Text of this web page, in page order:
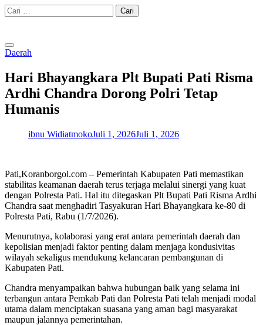
Skip
to
Cari
untuk:
Daerah
Hari Bhayangkara Plt Bupati Pati Risma
Ardhi Chandra Dorong Polri Tetap
Humanis
ibnu WidiatmokoJuli 1, 2026Juli 1, 2026
Pati,Koranborgol.com – Pemerintah Kabupaten Pati memastikan
stabilitas keamanan daerah terus terjaga melalui sinergi yang kuat
dengan Polresta Pati. Hal itu ditegaskan Plt Bupati Pati Risma Ardhi
Chandra saat menghadiri Tasyakuran Hari Bhayangkara ke-80 di
Polresta Pati, Rabu (1/7/2026).
Menurutnya, kolaborasi yang erat antara pemerintah daerah dan
kepolisian menjadi faktor penting dalam menjaga kondusivitas
wilayah sekaligus mendukung kelancaran pembangunan di
Kabupaten Pati.
Chandra menyampaikan bahwa hubungan baik yang selama ini
terbangun antara Pemkab Pati dan Polresta Pati telah menjadi modal
utama dalam menciptakan suasana yang aman bagi masyarakat
maupun jalannya pemerintahan.